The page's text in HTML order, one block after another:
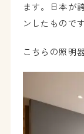
ます。日本が
ンしたものです
こちらの照明